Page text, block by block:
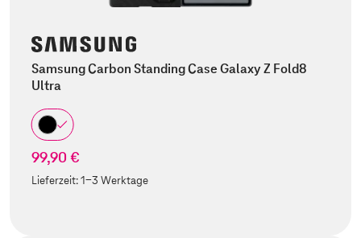
Samsung Carbon Standing Case Galaxy Z Fold8
Ultra
99,90 €
Lieferzeit:1-3 Werktage